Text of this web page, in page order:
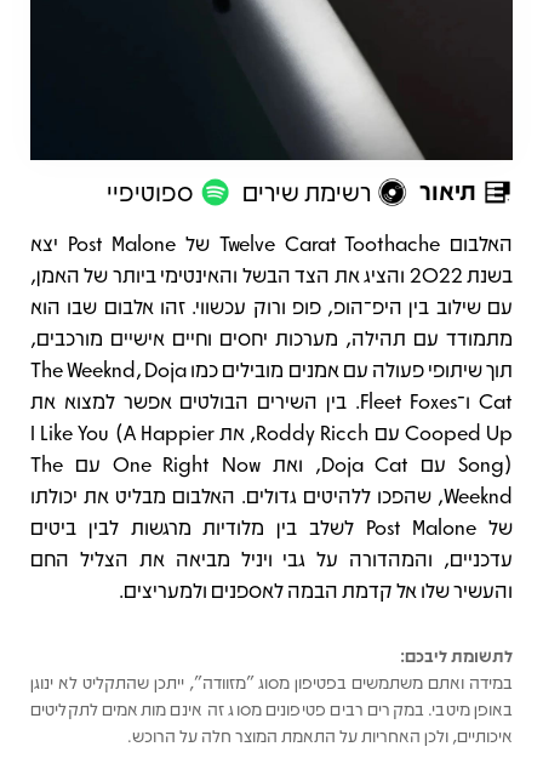
תיאור רשימת שירים ספוטיפיי
תיאור
האלבום Twelve Carat Toothache של Post Malone יצא
בשנת 2022 והציג את הצד הבשל והאינטימי ביותר של האמן,
עם שילוב בין היפ־הופ, פופ ורוק עכשווי. זהו אלבום שבו הוא
מתמודד עם תהילה, מערכות יחסים וחיים אישיים מורכבים,
תוך שיתופי פעולה עם אמנים מובילים כמו The Weeknd, Doja
Cat ו־Fleet Foxes. בין השירים הבולטים אפשר למצוא את
Cooped Up עם Roddy Ricch, את I Like You (A Happier
Song) עם Doja Cat, ואת One Right Now עם The
Weeknd, שהפכו ללהיטים גדולים. האלבום מבליט את יכולתו
של Post Malone לשלב בין מלודיות מרגשות לבין ביטים
עדכניים, והמהדורה על גבי ויניל מביאה את הצליל החם
והעשיר שלו אל קדמת הבמה לאספנים ולמעריצים.
לתשומת ליבכם:
במידה ואתם משתמשים בפטיפון מסוג "מזוודה", ייתכן שהתקליט לא ינוגן
באופן מיטבי. במקרים רבים פטיפונים מסוג זה אינם מותאמים לתקליטים
איכותיים, ולכן האחריות על התאמת המוצר חלה על הרוכש.